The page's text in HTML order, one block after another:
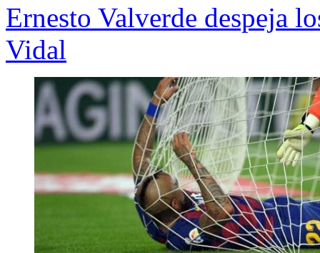
Ernesto Valverde despeja
Vidal